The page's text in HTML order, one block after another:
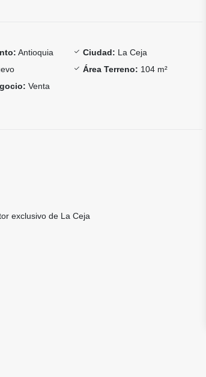
Antioquia Ciudad: La Ceja
Área Terreno: 104 m²
Venta
exclusivo de La Ceja